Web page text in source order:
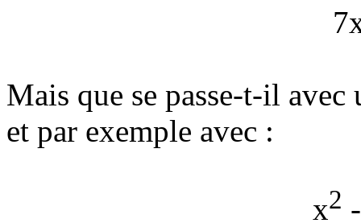
Mais que se passe-t-il
et par exemple avec :
x2